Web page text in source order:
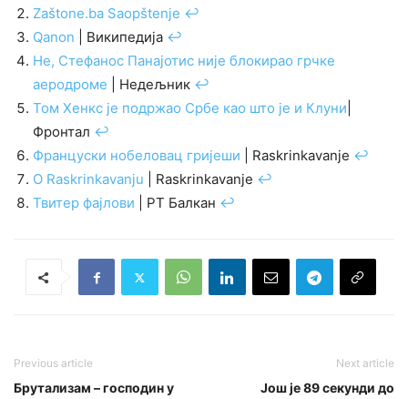
Zaštone.ba Saopštenje ↩︎
Qanon | Википедија ↩︎
Не, Стефанос Панајотис није блокирао грчке
аеродроме | Недељник ↩︎
Том Хенкс је подржао Србе као што је и Клуни
Фронтал ↩︎
Француски нобеловац гријеши | Raskrinkavanje ↩︎
O Raskrinkavanju | Raskrinkavanje ↩︎
Твитер фајлови | РТ Балкан ↩︎
Previous article
Брутализам – господин у
Next article
Још је 89 секунди до